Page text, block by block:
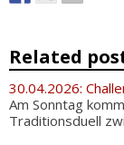
Related
30.04.2026:
Am Sonntag
Traditionsduell